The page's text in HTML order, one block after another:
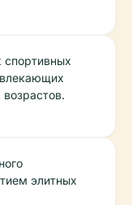
элитных